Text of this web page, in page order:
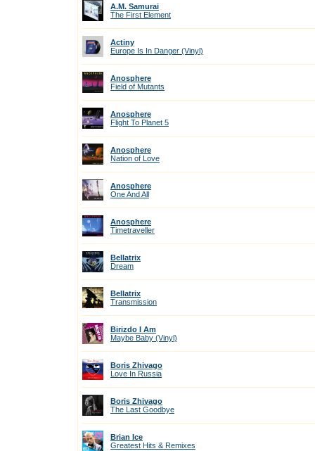
A.M. Samurai
The First Element
Actiny
Europe Is In Danger (Vinyl)
Anosphere
Field of Mutants
Anosphere
Flight To Planet 5
Anosphere
Nation of Love
Anosphere
One And All
Anosphere
Timetraveller
Bellatrix
Dream
Bellatrix
Transmission
Birizdo I Am
Maybe Baby (Vinyl)
Boris Zhivago
Love In Russia
Boris Zhivago
The Last Goodbye
Brian Ice
Greatest Hits & Remixes